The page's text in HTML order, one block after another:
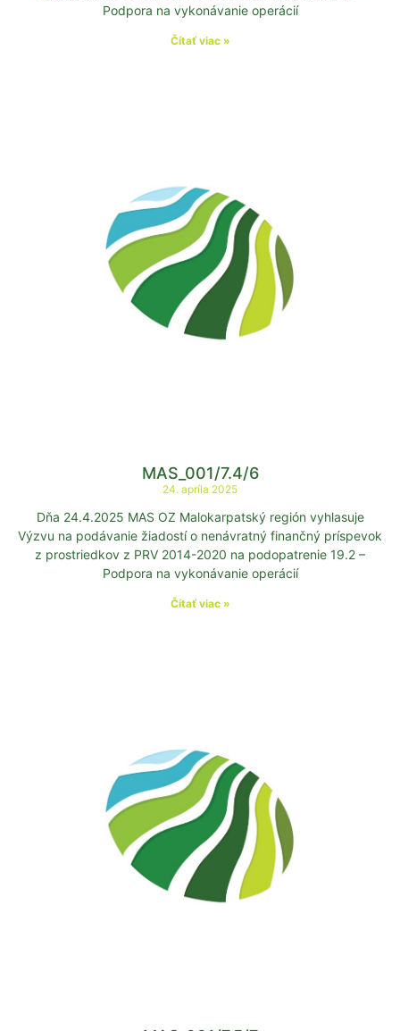
Podpora na vykonávanie operácií
Čítať viac »
MAS_001/7.4/6
24. apríla 2025
Dňa 24.4.2025 MAS OZ Malokarpatský región vyhlasuje
Výzvu na podávanie žiadostí o nenávratný finančný príspevok
z prostriedkov z PRV 2014-2020 na podopatrenie 19.2 –
Podpora na vykonávanie operácií
Čítať viac »